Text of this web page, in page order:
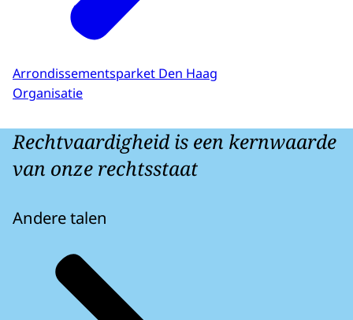
Arrondissementsparket Den Haag
Organisatie
Rechtvaardigheid is een kernwaarde
van onze rechtsstaat
Andere talen